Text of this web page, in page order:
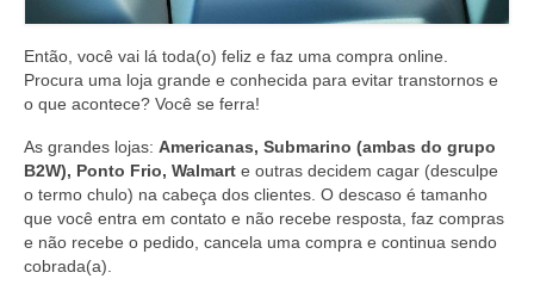
Então, você vai lá toda(o) feliz e faz uma compra online.
Procura uma loja grande e conhecida para evitar transtornos e
o que acontece? Você se ferra!
As grandes lojas: Americanas, Submarino (ambas do grupo
B2W), Ponto Frio, Walmart e outras decidem cagar (desculpe
o termo chulo) na cabeça dos clientes. O descaso é tamanho
que você entra em contato e não recebe resposta, faz compras
e não recebe o pedido, cancela uma compra e continua sendo
cobrada(a).